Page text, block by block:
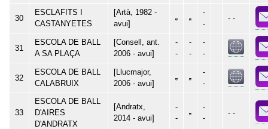
30
ESCLAFITS I
CASTANYETES
[Artà, 1982 -
avui]
-
-
- -
31
ESCOLA DE BALL
A SA PLAÇA
[Consell, ant.
2006 - avui]
-
-
-
-
-
-
32
ESCOLA DE BALL
CALABRUIX
[Llucmajor,
2006 - avui]
-
-
33
ESCOLA DE BALL
D'AIRES
D'ANDRATX
[Andratx,
2014 - avui]
-
-
-
-
- -